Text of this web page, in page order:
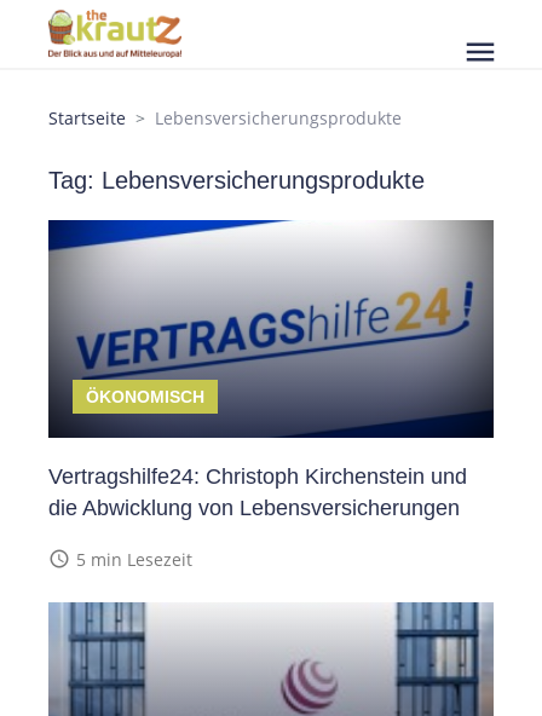
menu
Startseite Lebensversicherungsprodukte
Tag: Lebensversicherungsprodukte
ÖKONOMISCH
Vertragshilfe24: Christoph Kirchenstein und
die Abwicklung von Lebensversicherungen
access_time 5 min Lesezeit